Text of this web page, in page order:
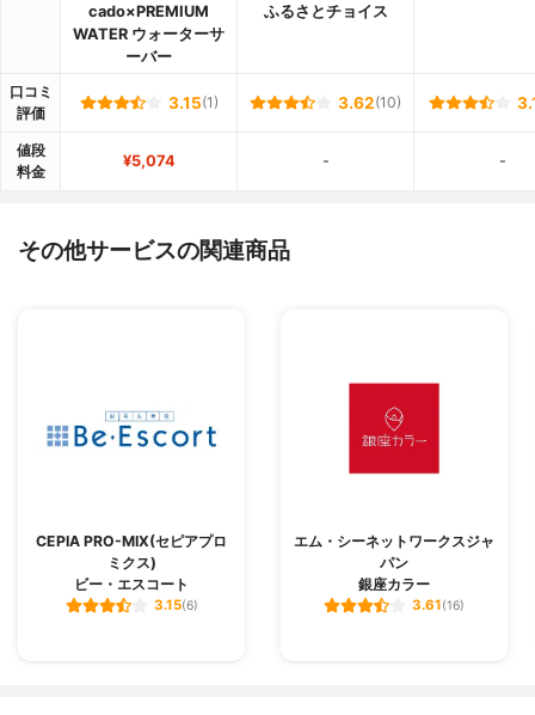
cado×PREMIUM
WATER ウォーターサ
ーバー
ふるさとチョイス
口コミ
評価
3.15(1) 3.62(10)
値段
料金
¥5,074 - -
その他サービスの関連商品
CEPIA PRO-MIX(セピアプロ
ミクス)
ビー・エスコート
3.15(6)
エム・シーネットワークスジャ
パン
銀座カラー
3.61(16)